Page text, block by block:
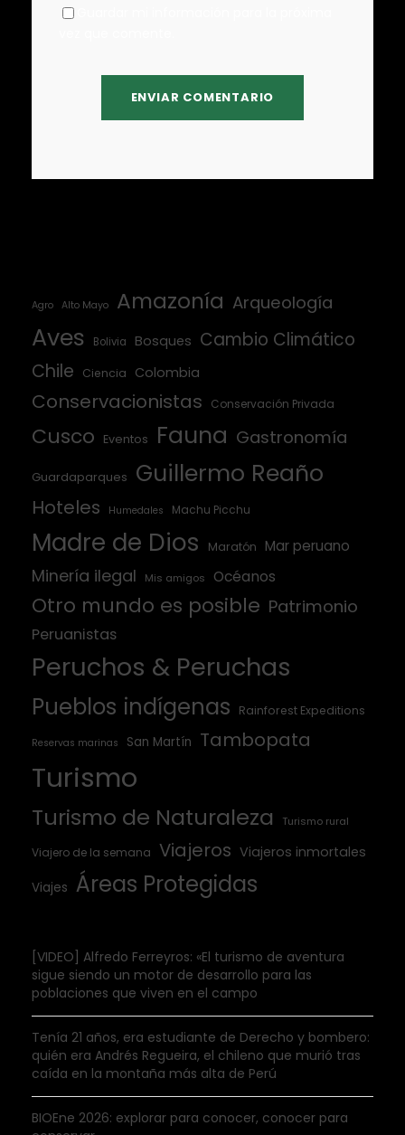
Agro Alto Mayo Amazonía Arqueología
Aves Bolivia Bosques Cambio Climático
Chile
Ciencia Colombia
Conservacionistas Conservación Privada
Cusco Eventos Fauna Gastronomía
Guardaparques Guillermo Reaño
Hoteles Humedales Machu Picchu
Madre de Dios Maratón Mar peruano
Minería ilegal Mis amigos Océanos
Otro mundo es posible Patrimonio
Peruanistas
Peruchos & Peruchas
Pueblos indígenas Rainforest Expeditions
Reservas marinas San Martín Tambopata
Turismo
Turismo de Naturaleza Turismo rural
Viajero de la semana Viajeros Viajeros inmortales
Viajes Áreas Protegidas
[VIDEO] Alfredo Ferreyros: «El turismo de aventura
sigue siendo un motor de desarrollo para las
poblaciones que viven en el campo
Tenía 21 años, era estudiante de Derecho y bombero:
quién era Andrés Regueira, el chileno que murió tras
caída en la montaña más alta de Perú
BIOEne 2026: explorar para conocer, conocer para